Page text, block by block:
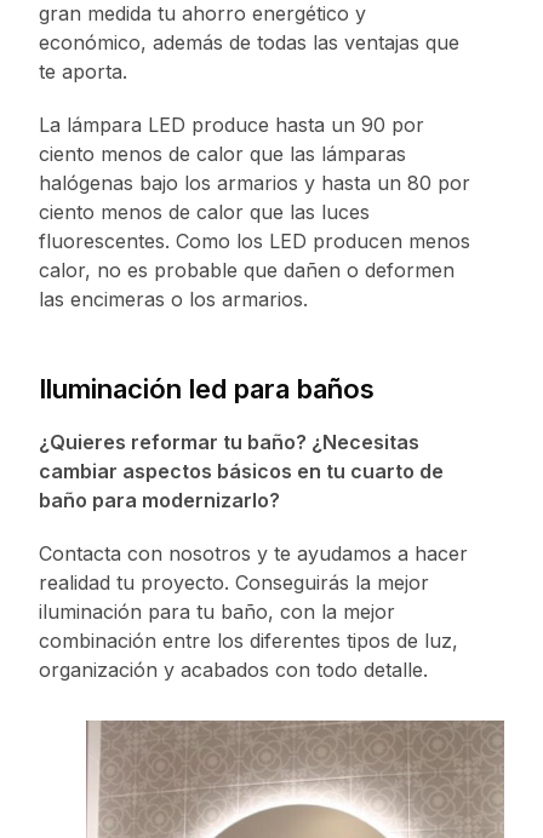
gran medida tu ahorro energético y
económico, además de todas las ventajas que
te aporta.
La lámpara LED produce hasta un 90 por
ciento menos de calor que las lámparas
halógenas bajo los armarios y hasta un 80 por
ciento menos de calor que las luces
fluorescentes. Como los LED producen menos
calor, no es probable que dañen o deformen
las encimeras o los armarios.
Iluminación led para baños
¿Quieres reformar tu baño? ¿Necesitas
cambiar aspectos básicos en tu cuarto de
baño para modernizarlo?
Contacta con nosotros y te ayudamos a hacer
realidad tu proyecto. Conseguirás la mejor
iluminación para tu baño, con la mejor
combinación entre los diferentes tipos de luz,
organización y acabados con todo detalle.